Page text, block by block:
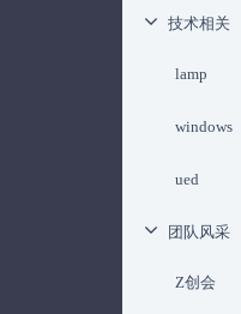
技术相关
lamp
windows
ued
团队风采
Z创会